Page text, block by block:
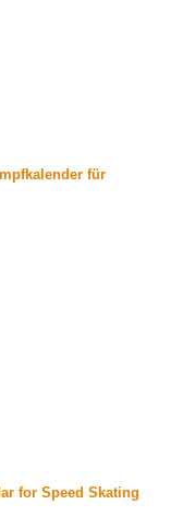
für
for Speed ​​Skating